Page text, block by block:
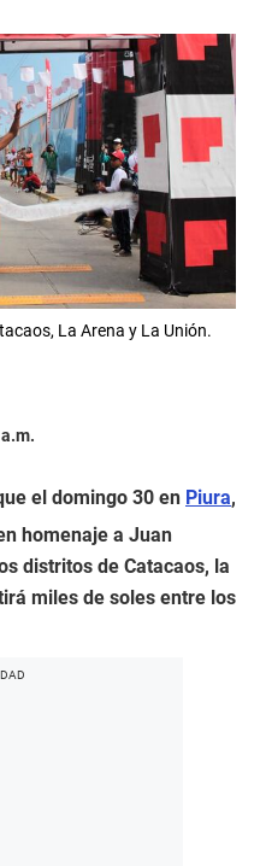
La Arena y La Unión.
el domingo 30 en Piura,
homenaje a Juan
distritos de Catacaos, la
miles de soles entre los